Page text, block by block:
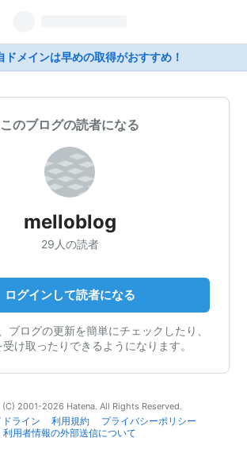
ドメインは早めの取得がおすすめ！
このブログの読者になる
melloblog
29人の読者
ログインして読者になる
ブログの更新を簡単にチェックしたり、
け取ったりできるようになります。
2001-2026 Hatena. All Rights Reserved.
ドライン 利用規約
プライバシーポリシー
利用者情報の外部送信について